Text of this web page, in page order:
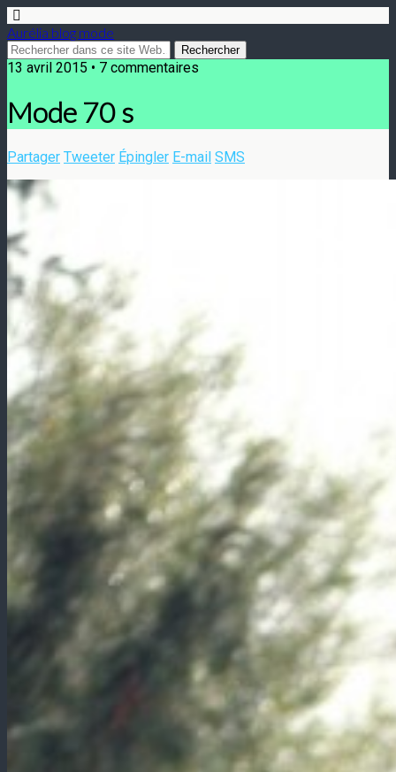
Aurélia blog mode
13 avril 2015 • 7 commentaires
Mode 70 s
Partager Tweeter Épingler E-mail SMS